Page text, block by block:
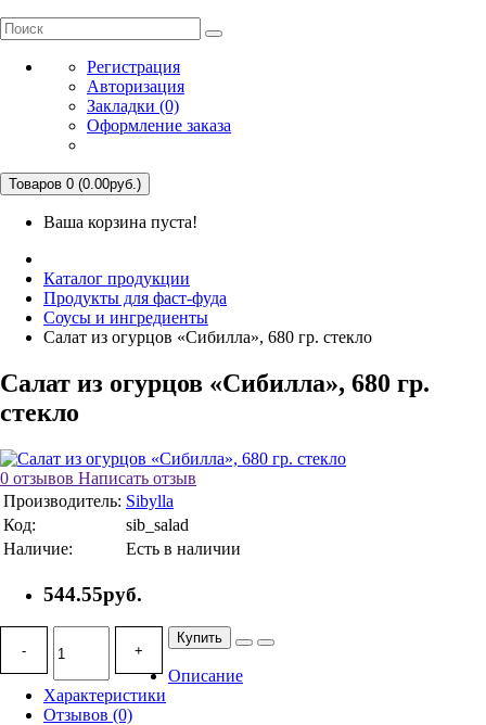
Регистрация
Авторизация
Закладки (0)
Оформление заказа
Товаров 0 (0.00руб.)
Ваша корзина пуста!
Каталог продукции
Продукты для фаст-фуда
Соусы и ингредиенты
Салат из огурцов «Сибилла», 680 гр. стекло
Салат из огурцов «Сибилла», 680 гр.
стекло
0 отзывов Написать отзыв
Производитель: Sibylla
Код:
sib_salad
Наличие:
Есть в наличии
544.55руб.
- +
Купить
Описание
Характеристики
Отзывов (0)